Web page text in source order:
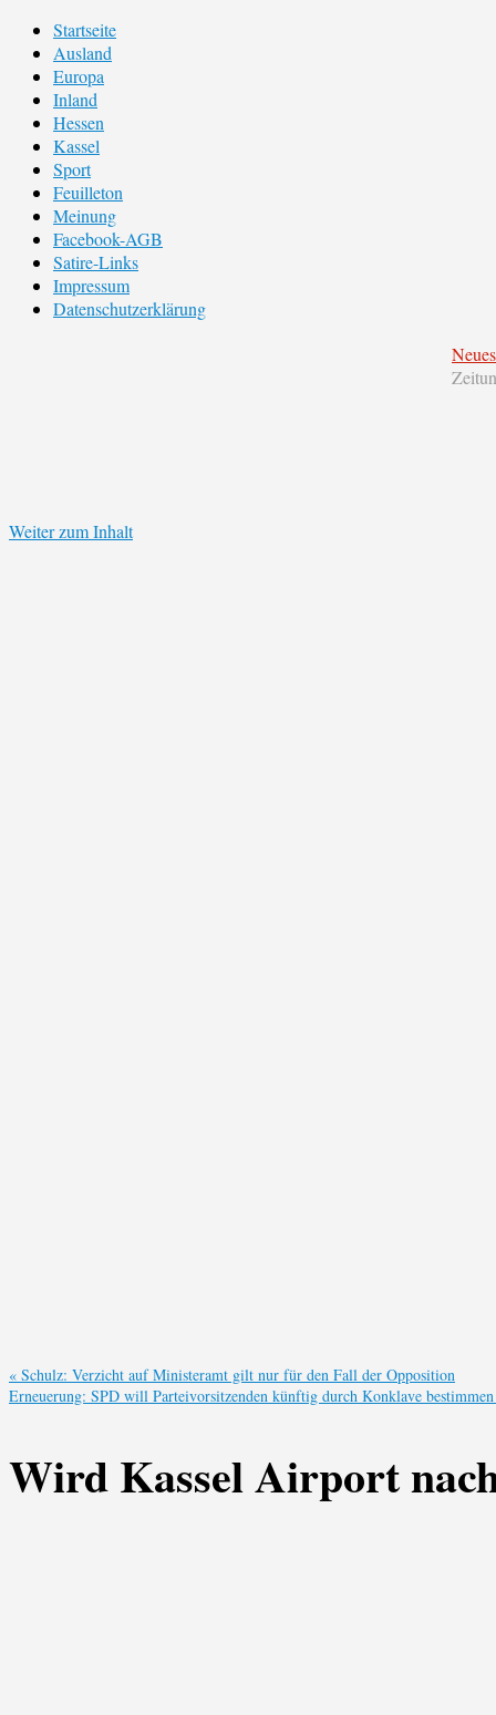
Startseite
Ausland
Europa
Inland
Hessen
Kassel
Sport
Feuilleton
Meinung
Facebook-AGB
Satire-Links
Impressum
Datenschutzerklärung
Weiter zum Inhalt
« Schulz: Verzicht auf Ministeramt gilt nur für den Fall der Opposition
Erneuerung: SPD will Parteivorsitzenden künftig durch Konklave
Wird Kassel Airport